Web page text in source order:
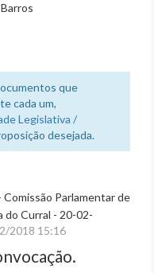
que
cada um,
Legislativa /
desejada.
Parlamentar de
do Curral - 20-02-
2018 15:16